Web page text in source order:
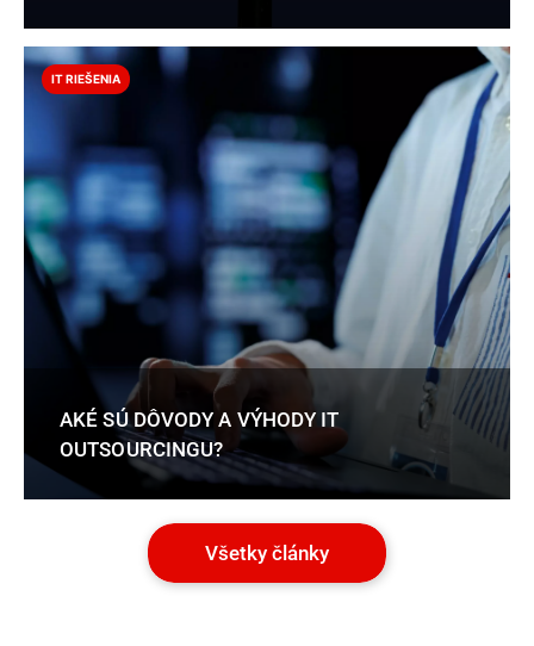
AKÉ SÚ DÔVODY A VÝHODY IT
OUTSOURCINGU?
IT RIEŠENIA
Všetky články